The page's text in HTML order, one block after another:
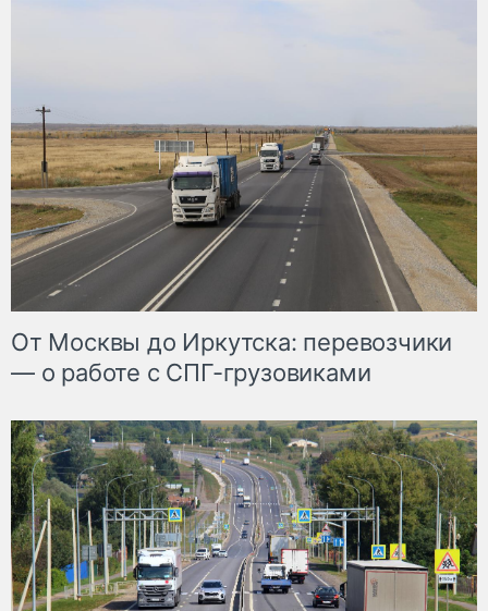
От Москвы до Иркутска: перевозчики
— о работе с СПГ-грузовиками